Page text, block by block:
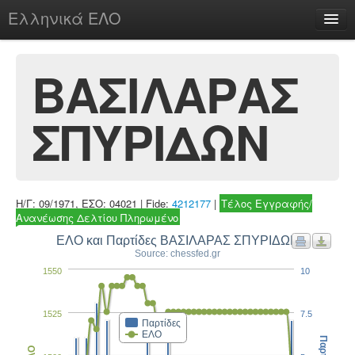
Ελληνικά ΕΛΟ
chesstu.be @ discord
Login
ΒΑΣΙΛΑΡΑΣ
ΣΠΥΡΙΔΩΝ
Η/Γ: 09/1971, ΕΣΟ: 04021 | Fide: 4212177 | Τέλος Εγγραφής/
Ανανέωσης Δελτίου Πληρωμένο
ΕΛΟ και Παρτίδες ΒΑΣΙΛΑΡΑΣ ΣΠΥΡΙΔΩΝ
Source: chessfed.gr
Παρτίδες
ΕΛΟ
1525
1550 10
7.5